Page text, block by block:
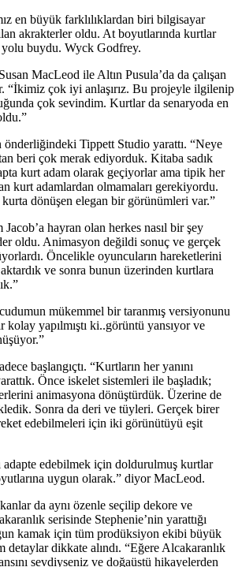
en büyük farklılıklardan biri bilgisayar
akrakterler oldu. At boyutlarında kurtlar
buydu. Wyck Godfrey.
MacLeod ile Altın Pusula’da da çalışan
“İkimiz çok iyi anlaşırız. Bu projeyle ilgilenip
çok sevindim. Kurtlar da senaryoda en
önderliğindeki Tippett Studio yarattı. “Neye
beri çok merak ediyorduk. Kitaba sadık
kurt adam olarak geçiyorlar ama tipik her
kurt adamlardan olmamaları gerekiyordu.
dönüşen elegan bir görünümleri var.”
hayran olan herkes nasıl bir şey
oldu. Animasyon değildi sonuç ve gerçek
Öncelikle oyuncuların hareketlerini
ve sonra bunun üzerinden kurtlara
mükemmel bir taranmış versiyonunu
kolay yapılmıştı ki..görüntü yansıyor ve
başlangıçtı. “Kurtların her yanını
Önce iskelet sistemleri ile başladık;
animasyona dönüştürdük. Üzerine de
Sonra da deri ve tüyleri. Gerçek birer
edebilmeleri için iki görünütüyü eşit
adapte edebilmek için doldurulmuş kurtlar
uygun olarak.” diyor MacLeod.
da aynı özenle seçilip dekore ve
serisinde Stephenie’nin yarattığı
kamak için tüm prodüksiyon ekibi büyük
detaylar dikkate alındı. “Eğere Alcakaranlık
sevdiyseniz ve doğaüstü hikayelerden